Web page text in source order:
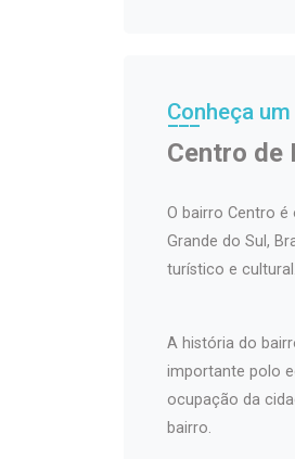
Conheça
Centro de
O bairro Centro
Grande do Sul,
turístico e cultural.
A história do
importante polo
ocupação da
bairro.